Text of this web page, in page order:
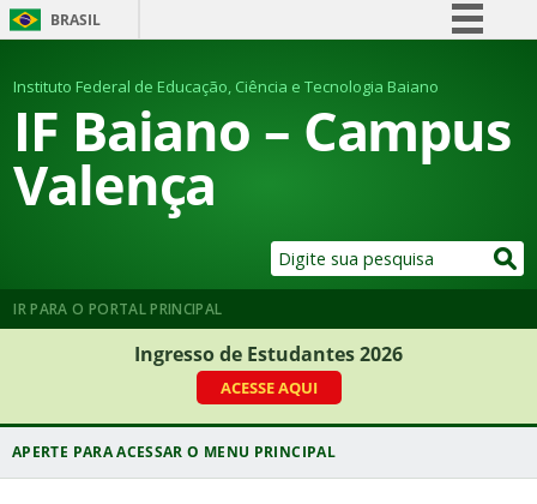
BRASIL
Comunica BR
Participe
Instituto Federal de Educação, Ciência e Tecnologia Baiano
IF Baiano – Campus
Valença
IR PARA O PORTAL PRINCIPAL
Ingresso de Estudantes 2026
ACESSE AQUI